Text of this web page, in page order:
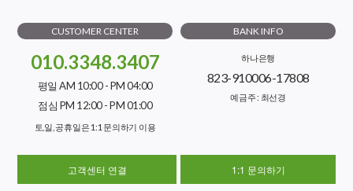
CUSTOMER CENTER
010.3348.3407
평일 AM 10:00 - PM 04:00
점심 PM 12:00 - PM 01:00
토,일, 공휴일은 1:1 문의하기 이용
BANK INFO
하나은행
823-910006-17808
예금주 : 최선경
고객센터 연결 1:1 문의하기